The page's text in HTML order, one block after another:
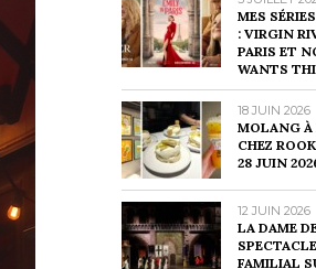
MES
: VIRGIN
PARIS ET
WANTS
18 JUIN 2026
MOLANG À
CHEZ
28 JUIN
12 JUIN 2026
LA DAME
FAMILIAL